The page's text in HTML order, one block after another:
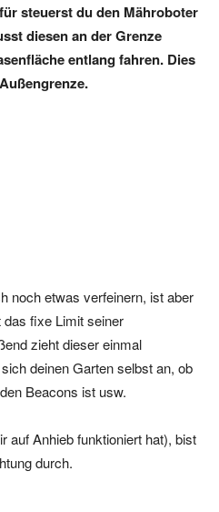
steuerst du den Mähroboter
diesen an der Grenze
entlang fahren. Dies
noch etwas verfeinern, ist aber
fixe Limit seiner
zieht dieser einmal
deinen Garten selbst an, ob
Beacons ist usw.
auf Anhieb funktioniert hat), bist
durch.